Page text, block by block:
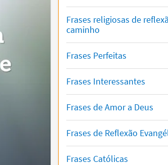
Frases religiosas de
caminho
Frases Perfeitas
Frases Interessantes
Frases de Amor a Deus
Frases de Reflexão
Frases Católicas